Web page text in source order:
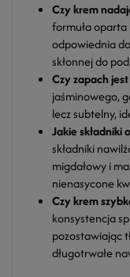
Czy krem
formuła
odpowiednia
skłonnej do
Czy zapach
jaśminowego,
lecz subtelny,
Jakie składniki
składniki
migdałowy i
nienasycone
Czy krem
konsystencja
pozostawiając
długotrwałe